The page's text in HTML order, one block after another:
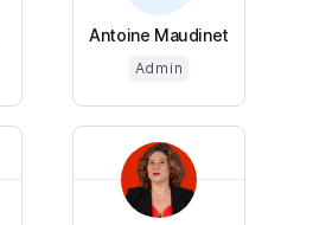
Antoine Maudinet
Admin